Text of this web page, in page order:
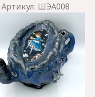
Артикул: ШЭА008